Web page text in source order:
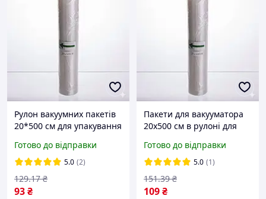
Рулон вакуумних пакетів
20*500 см для упакування
Готово до відправки
5.0 (2)
93₴
129.17 ₴
Пакети для вакууматора
20х500 см в рулоні для
вакуумні пакети
герметичні для
зберігання їжі
Готово до відправки
5.0 (1)
109₴
151.39 ₴